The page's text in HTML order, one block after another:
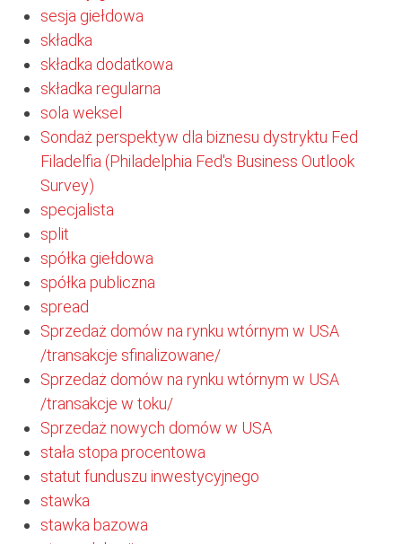
sesja giełdowa
składka
składka dodatkowa
składka regularna
sola weksel
Sondaż perspektyw dla biznesu dystryktu Fed
Filadelfia (Philadelphia Fed's Business Outlook
Survey)
specjalista
split
spółka giełdowa
spółka publiczna
spread
Sprzedaż domów na rynku wtórnym w USA
/transakcje sfinalizowane/
Sprzedaż domów na rynku wtórnym w USA
/transakcje w toku/
Sprzedaż nowych domów w USA
stała stopa procentowa
statut funduszu inwestycyjnego
stawka
stawka bazowa